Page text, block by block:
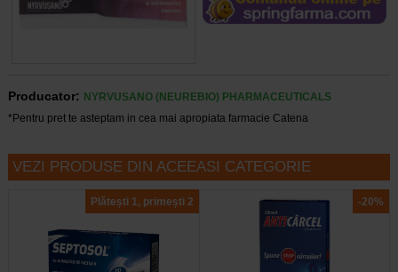
Producator: NYRVUSANO (NEUREBIO) PHARMACEUTICALS
*Pentru pret te asteptam in cea mai apropiata farmacie Catena
VEZI PRODUSE DIN ACEEASI CATEGORIE
Plătești 1, primești 2 -20%